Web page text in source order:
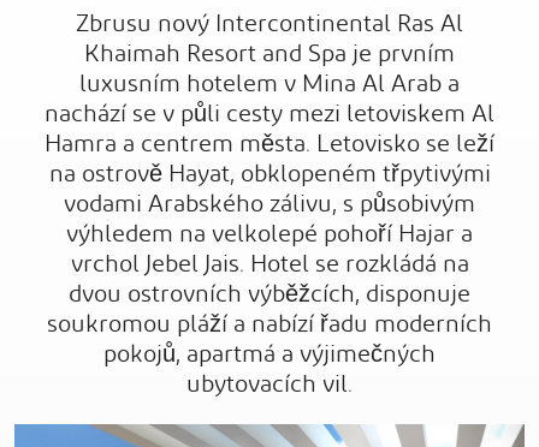
Zbrusu nový Intercontinental Ras Al
Khaimah Resort and Spa je prvním
luxusním hotelem v Mina Al Arab a
nachází se v půli cesty mezi letoviskem Al
Hamra a centrem města. Letovisko se leží
na ostrově Hayat, obklopeném třpytivými
vodami Arabského zálivu, s působivým
výhledem na velkolepé pohoří Hajar a
vrchol Jebel Jais. Hotel se rozkládá na
dvou ostrovních výběžcích, disponuje
soukromou pláží a nabízí řadu moderních
pokojů, apartmá a výjimečných
ubytovacích vil.